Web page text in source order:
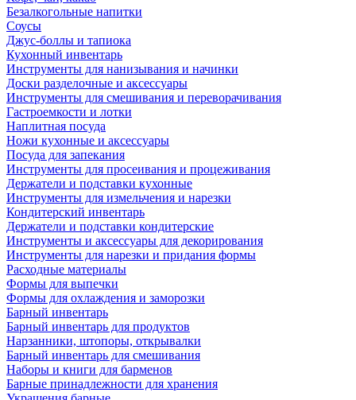
Безалкогольные напитки
Соусы
Джус-боллы и тапиока
Кухонный инвентарь
Инструменты для нанизывания и начинки
Доски разделочные и аксессуары
Инструменты для смешивания и переворачивания
Гастроемкости и лотки
Наплитная посуда
Ножи кухонные и аксессуары
Посуда для запекания
Инструменты для просеивания и процеживания
Держатели и подставки кухонные
Инструменты для измельчения и нарезки
Кондитерский инвентарь
Держатели и подставки кондитерские
Инструменты и аксессуары для декорирования
Инструменты для нарезки и придания формы
Расходные материалы
Формы для выпечки
Формы для охлаждения и заморозки
Барный инвентарь
Барный инвентарь для продуктов
Нарзанники, штопоры, открывалки
Барный инвентарь для смешивания
Наборы и книги для барменов
Барные принадлежности для хранения